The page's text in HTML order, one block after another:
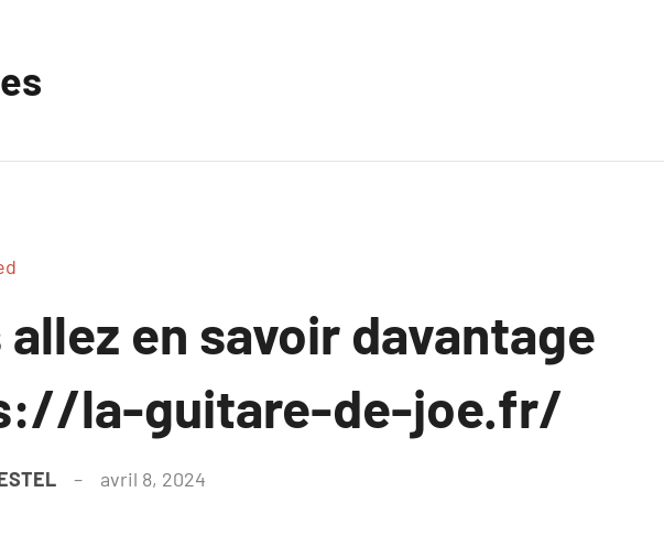
allez en savoir davantage
la-guitare-de-joe.fr/
avril 8, 2024